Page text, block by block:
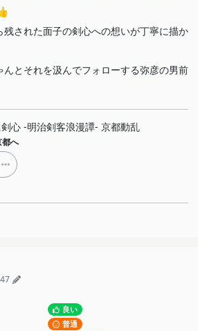
残された面子の剣心への想いが丁寧に描か
とそれを汲んでフォローする弥彦の男前
心 -明治剣客浪漫譚- 京都動乱
都へ
良い
普通